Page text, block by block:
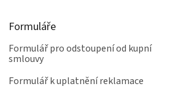
Formuláře
Formulář pro odstoupení od kupní
smlouvy
Formulář k uplatnění reklamace